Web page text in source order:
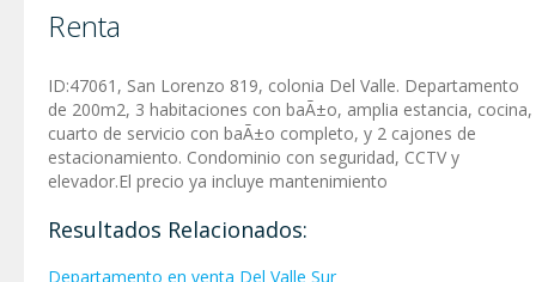
Renta
ID:47061, San Lorenzo 819, colonia Del Valle. Departamento
de 200m2, 3 habitaciones con baÃ±o, amplia estancia, cocina,
cuarto de servicio con baÃ±o completo, y 2 cajones de
estacionamiento. Condominio con seguridad, CCTV y
elevador.El precio ya incluye mantenimiento
Resultados Relacionados:
Departamento en venta Del Valle Sur